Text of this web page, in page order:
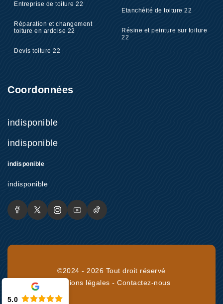
Entreprise de toiture 22
Réparation et changement
toiture en ardoise 22
Devis toiture 22
Etanchéité de toiture 22
Résine et peinture sur toiture
22
Coordonnées
indisponible
indisponible
indisponible
indisponible
©2024 - 2026 Tout droit réservé
Mentions légales -Contactez-nous
5.0